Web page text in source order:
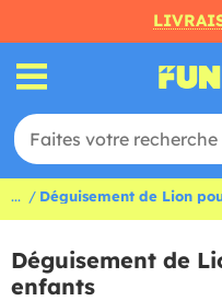
... Déguisement de Lion
Déguisement de
enfants